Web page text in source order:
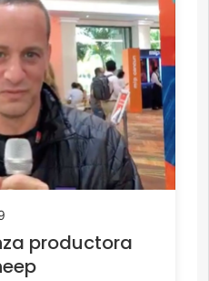
productora